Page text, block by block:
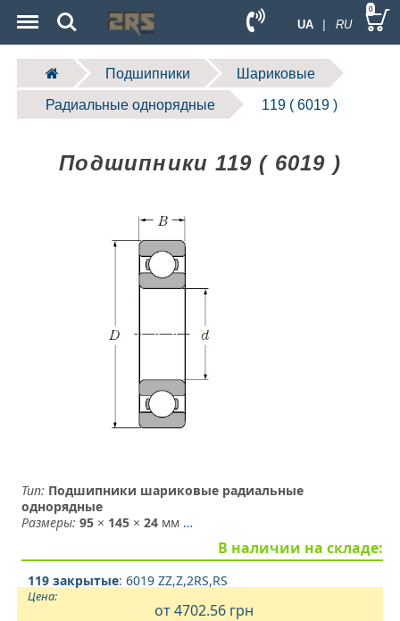
UA | RU
Search 0
Подшипники Шариковые
Радиальные однорядные 119 ( 6019 )
Подшипники 119 ( 6019 )
Тип: Подшипники шариковые радиальные
однорядные
Размеры: 95 × 145 ×24 мм …
В наличии на складе:
119 закрытые: 6019 ZZ,Z,2RS,RS
Цена:
от 4702.56грн